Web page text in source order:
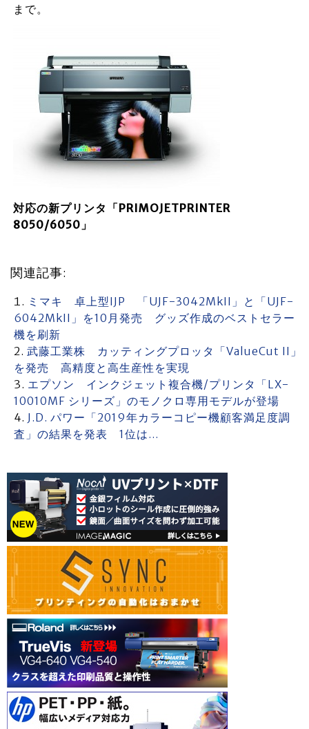
まで。
対応の新プリンタ「PRIMOJETPRINTER
8050/6050」
関連記事:
ミマキ 卓上型IJP 「UJF-3042MkII」と「UJF-
6042MkII」を10月発売 グッズ作成のベストセラー
機を刷新
武藤工業株 カッティングプロッタ「ValueCut II」
を発売 高精度と高生産性を実現
エプソン インクジェット複合機/プリンタ「LX-
10010MF シリーズ」のモノクロ専用モデルが登場
J.D. パワー「2019年カラーコピー機顧客満足度調
査」の結果を発表 1位は…